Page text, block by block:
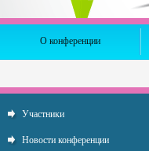
О конференции
Участники
Новости конференции